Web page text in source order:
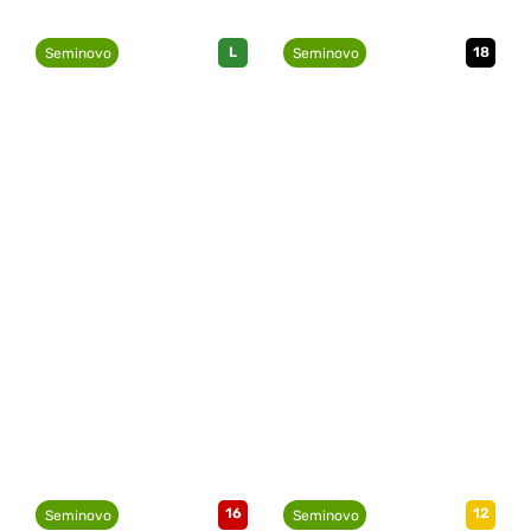
Seminovo L Seminovo 18
Seminovo 16 Seminovo 12